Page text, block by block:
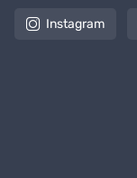
Instagram